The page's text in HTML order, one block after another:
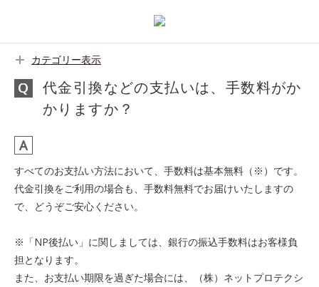
カテゴリー表示
代金引換などの支払いは、手数料がか
かりますか？
すべてのお支払い方法において、手数料は基本無料（※）です。
代金引換をご利用の場合も、手数料無料でお届けいたしますの
で、どうぞご安心ください。
※「NP後払い」に関しましては、銀行の振込手数料はお客様負
担となります。
また、お支払い期限を過ぎた場合には、（株）ネットプロテクシ